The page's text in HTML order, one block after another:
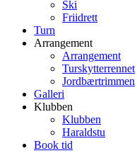
Ski
Friidrett
Turn
Arrangement
Arrangement
Turskytterrennet
Jordbærtrimmen
Galleri
Klubben
Klubben
Haraldstu
Book tid